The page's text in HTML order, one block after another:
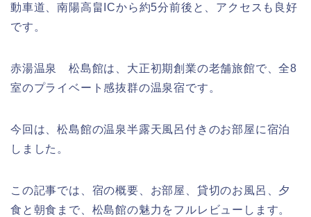
動車道、南陽高畠ICから約5分前後と、アクセスも良好
です。
赤湯温泉 松島館は、大正初期創業の老舗旅館で、全8
室のプライベート感抜群の温泉宿です。
今回は、松島館の温泉半露天風呂付きのお部屋に宿泊
しました。
この記事では、宿の概要、お部屋、貸切のお風呂、夕
食と朝食まで、松島館の魅力をフルレビューします。